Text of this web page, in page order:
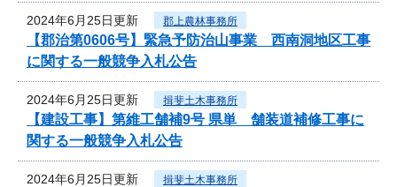
2024年6月25日更新 郡上農林事務所
【郡治第0606号】緊急予防治山事業 西南洞地区工事
に関する一般競争入札公告
2024年6月25日更新 揖斐土木事務所
【建設工事】第維工舗補9号 県単 舗装道補修工事に
関する一般競争入札公告
2024年6月25日更新 揖斐土木事務所